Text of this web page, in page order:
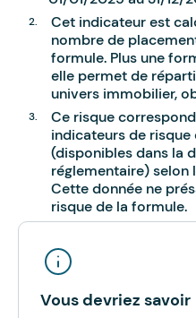
Cet indicateur est
nombre de
formule. Plus une
elle permet de
univers immobilier,
Ce risque
indicateurs de
(disponibles dans la
réglementaire) selon
Cette donnée ne
risque de la formule.
Vous devriez savoir